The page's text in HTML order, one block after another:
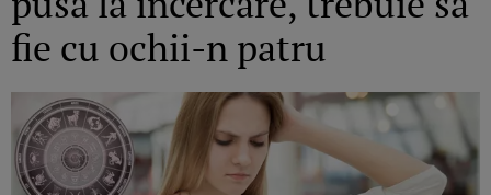
fie cu ochii-n patru